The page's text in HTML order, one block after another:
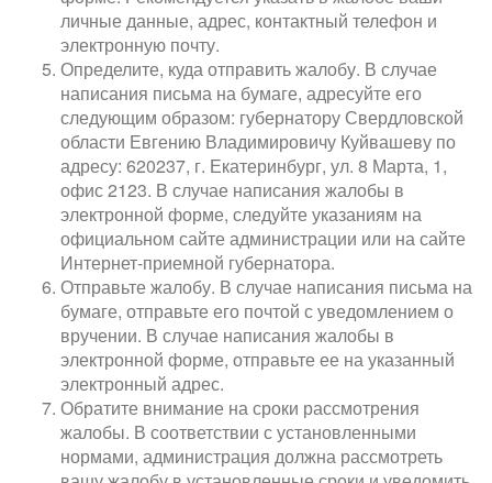
личные данные, адрес, контактный телефон и
электронную почту.
Определите, куда отправить жалобу. В случае
написания письма на бумаге, адресуйте его
следующим образом: губернатору Свердловской
области Евгению Владимировичу Куйвашеву по
адресу: 620237, г. Екатеринбург, ул. 8 Марта, 1,
офис 2123. В случае написания жалобы в
электронной форме, следуйте указаниям на
официальном сайте администрации или на сайте
Интернет-приемной губернатора.
Отправьте жалобу. В случае написания письма на
бумаге, отправьте его почтой с уведомлением о
вручении. В случае написания жалобы в
электронной форме, отправьте ее на указанный
электронный адрес.
Обратите внимание на сроки рассмотрения
жалобы. В соответствии с установленными
нормами, администрация должна рассмотреть